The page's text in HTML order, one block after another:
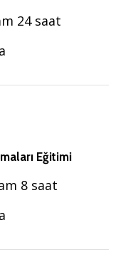
24 saat
Eğitimi
8 saat